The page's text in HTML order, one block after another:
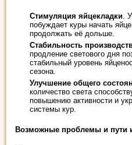
Стимуляция яйцекладки .
побуждает куры начать
продолжать её дольше.
Стабильность
продление светового дня
стабильный уровень
сезона.
Улучшение общего
количество света
повышению активности и
системы кур.
Возможные проблемы и пути